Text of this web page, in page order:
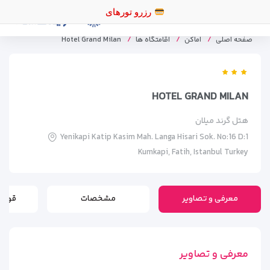
رزرو تورهای اقساطی
صفحه اصلی اماکن اقامتگاه ها Hotel Grand Milan
HOTEL GRAND MILAN
هتل گرند میلان
Yenikapi Katip Kasim Mah. Langa Hisari Sok. No:16 D:1
Kumkapi, Fatih, Istanbul Turkey
معرفی و تصاویر مشخصات
معرفی و تصاویر